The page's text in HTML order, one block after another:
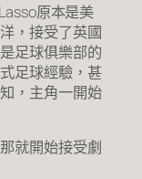
原本是美
，接受了英國
足球俱樂部的
足球經驗，甚
，主角一開始
就開始接受劇